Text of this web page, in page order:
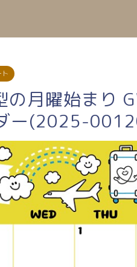
月曜始まり
ー(2025-